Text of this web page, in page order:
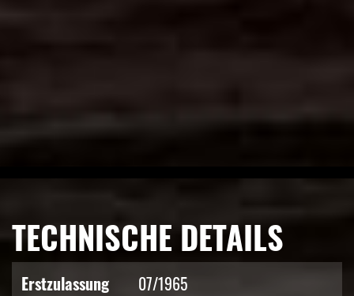
TECHNISCHE DETAILS
Erstzulassung
07/1965